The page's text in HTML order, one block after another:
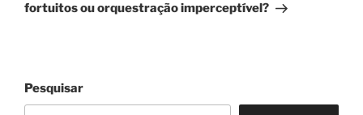
fortuitos ou orquestração imperceptível?
Pesquisar